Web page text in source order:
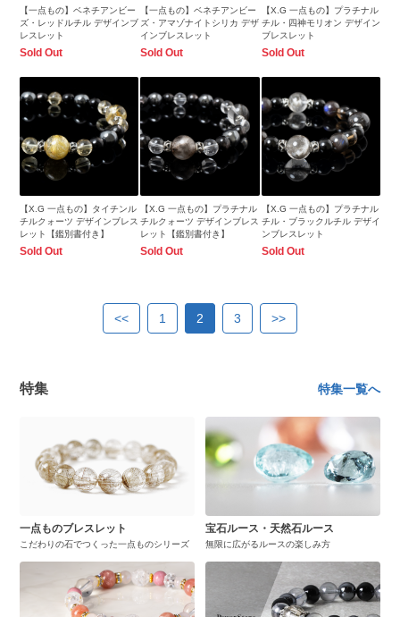
【一点もの】ベネチアンビー
ズ・レッドルチル デザインブ
レスレット
Sold Out
【一点もの】ベネチアンビー
ズ・アマゾナイトシリカ デザ
インブレスレット
Sold Out
【X.G 一点もの】プラチナル
チル・四神モリオン デザイン
ブレスレット
Sold Out
【X.G 一点もの】タイチンル
チルクォーツ デザインブレス
レット【鑑別書付き】
Sold Out
【X.G 一点もの】プラチナル
チルクォーツ デザインブレス
レット【鑑別書付き】
Sold Out
【X.G 一点もの】プラチナル
チル・ブラックルチル デザイ
ンブレスレット
Sold Out
<< 1 2 3 >>
特集 特集一覧へ
一点ものブレスレット
こだわりの石でつくった一点ものシリーズ
宝石ルース・天然石ルース
無限に広がるルースの楽しみ方